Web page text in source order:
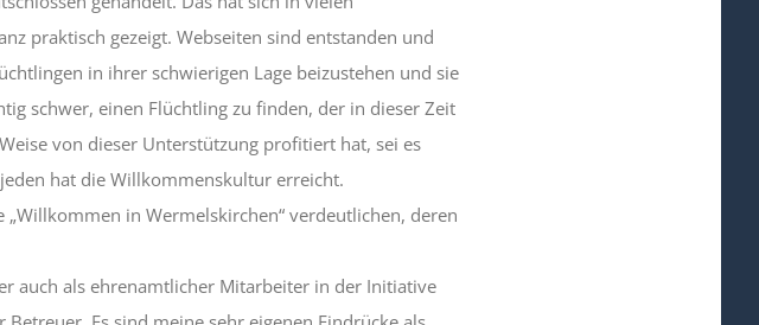
praktisch gezeigt. Webseiten sind entstanden und
in ihrer schwierigen Lage beizustehen und sie
schwer, einen Flüchtling zu finden, der in dieser Zeit
von dieser Unterstützung profitiert hat, sei es
hat die Willkommenskultur erreicht.
in Wermelskirchen“ verdeutlichen, deren
auch als ehrenamtlicher Mitarbeiter in der Initiative